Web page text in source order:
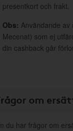
presentkort och frakt.
Obs: Användande
Mecenat) som ej
din cashback går
om
du har frågor om